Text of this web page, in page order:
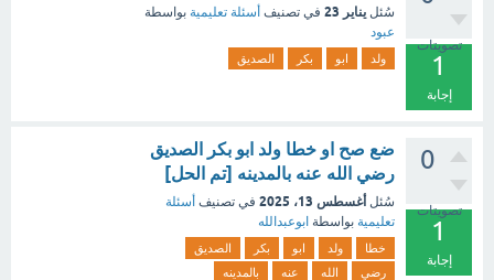
تصويتات
1
إجابة
سُئل يناير 23 في تصنيف أسئلة تعليمية بواسطة
عبود
ولد ابو بكر الصديق
0
تصويتات
1
إجابة
ضع صح او خطا ولد ابو بكر الصديق
رضي الله عنه بالمدينه [تم الحل]
سُئل أغسطس 13، 2025 في تصنيف أسئلة
تعليمية بواسطة ابوعبدالله
خطا ولد ابو بكر
الصديق
رضي
الله عنه بالمدينه